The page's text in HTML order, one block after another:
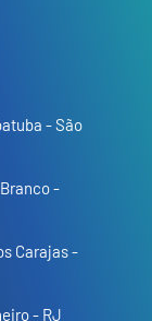
- São
-
Carajas -
- RJ